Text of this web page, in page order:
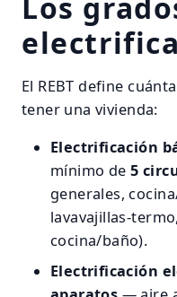
El REBT define
tener una vivienda:
Electrificación
mínimo de5
generales,
lavavajillas-
cocina/baño).
Electrificación